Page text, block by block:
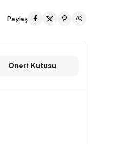
Paylaş
Öneri Kutusu